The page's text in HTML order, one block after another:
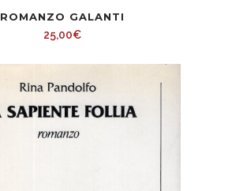
ROMANZO GALANTI
25,00€